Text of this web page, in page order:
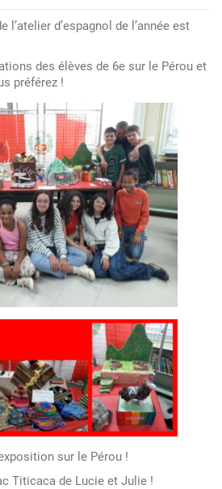
l’atelier d’espagnol de l’année est
des élèves de 6e sur le Pérou et
préférez !
sur le Pérou !
Titicaca de Lucie et Julie !